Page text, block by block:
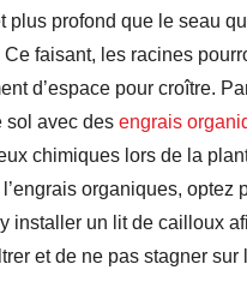
plus profond que le seau
faisant, les racines
d’espace pour croître.
sol avec des engrais
chimiques lors de la
l’engrais organiques, optez
installer un lit de cailloux
et de ne pas stagner sur